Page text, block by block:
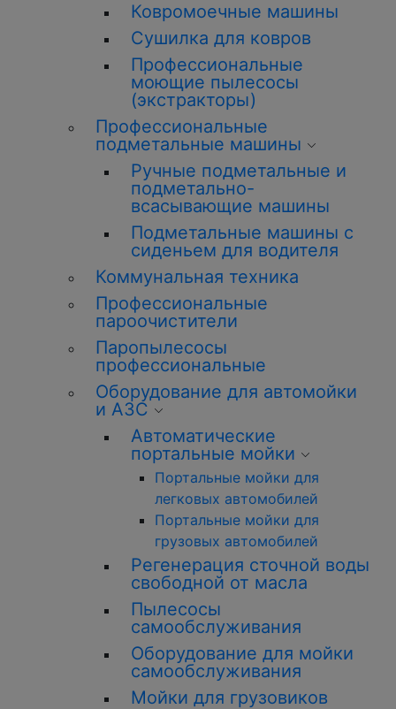
Ковромоечные машины
Сушилка для ковров
Профессиональные
моющие пылесосы
(экстракторы)
Профессиональные
подметальные машины
Ручные подметальные и
подметально-
всасывающие машины
Подметальные машины с
сиденьем для водителя
Коммунальная техника
Профессиональные
пароочистители
Паропылесосы
профессиональные
Оборудование для автомойки
и АЗС
Автоматические
портальные мойки
Портальные мойки для
легковых автомобилей
Портальные мойки для
грузовых автомобилей
Регенерация сточной воды
свободной от масла
Пылесосы
самообслуживания
Оборудование для мойки
самообслуживания
Мойки для грузовиков